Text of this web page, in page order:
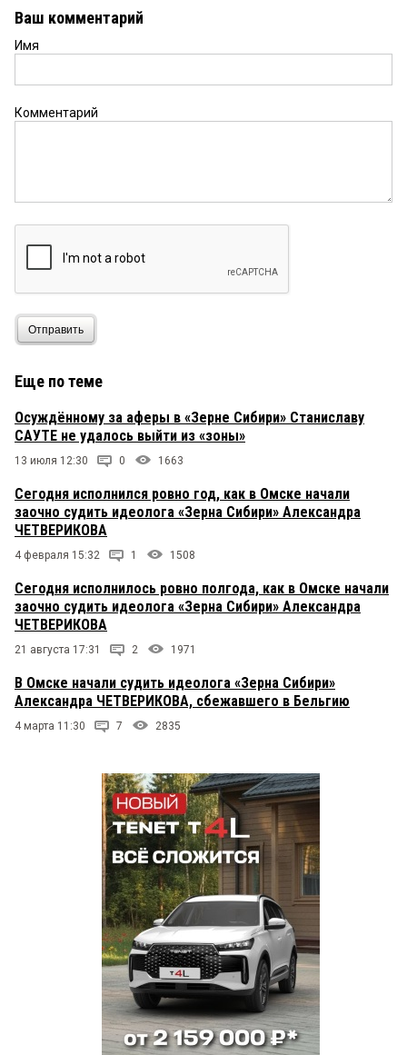
Ваш комментарий
Имя
Комментарий
Отправить
Еще по теме
Осуждённому за аферы в «Зерне Сибири» Станиславу
САУТЕ не удалось выйти из «зоны»
13 июля 12:30 0 1663
Сегодня исполнился ровно год, как в Омске начали
заочно судить идеолога «Зерна Сибири» Александра
ЧЕТВЕРИКОВА
4 февраля 15:32 1 1508
Сегодня исполнилось ровно полгода, как в Омске начали
заочно судить идеолога «Зерна Сибири» Александра
ЧЕТВЕРИКОВА
21 августа 17:31 2 1971
В Омске начали судить идеолога «Зерна Сибири»
Александра ЧЕТВЕРИКОВА, сбежавшего в Бельгию
4 марта 11:30 7 2835